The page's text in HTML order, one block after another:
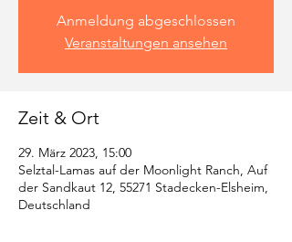
Anmeldung abgeschlossen
Veranstaltungen ansehen
Zeit & Ort
29. März 2023, 15:00
Selztal-Lamas auf der Moonlight Ranch, Auf
der Sandkaut 12, 55271 Stadecken-Elsheim,
Deutschland